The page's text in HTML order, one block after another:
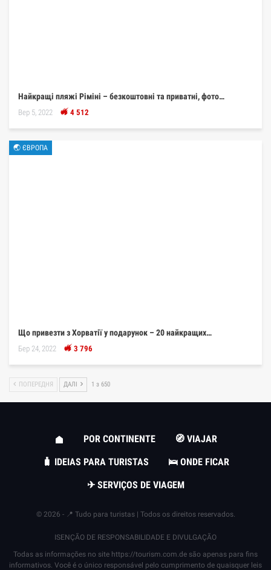
Найкращі пляжі Ріміні – безкоштовні та приватні, фото…
Вер 5, 2022 4 512
🌏 ЄВРОПА
Що привезти з Хорватії у подарунок – 20 найкращих…
Бер 24, 2022 3 796
ПОПЕРЕДНЯ ДАЛІ 1 з 650
POR CONTINENTE
🧭 VIAJAR
🧳 IDEIAS PARA TURISTAS
🛌 ONDE FICAR
✈ SERVIÇOS DE VIAGEM
© 2026 - 📍 Tudo para turistas | Todos os direitos reservados.
ISENÇÃO DE RESPONSABILIDADE E DIVULGAÇÃO
Todas as informações no site https://tourism.com.de são apenas para fins
informativos. Você é o único responsável pelo cumprimento de quaisquer leis